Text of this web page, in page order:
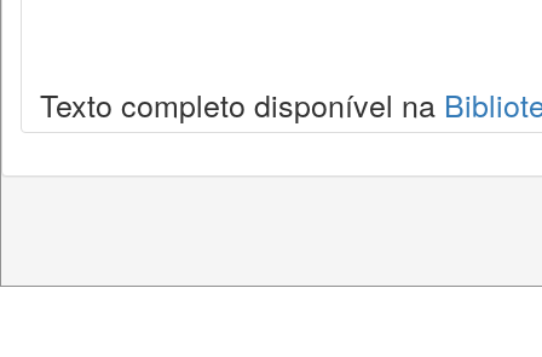
Texto completo disponível na